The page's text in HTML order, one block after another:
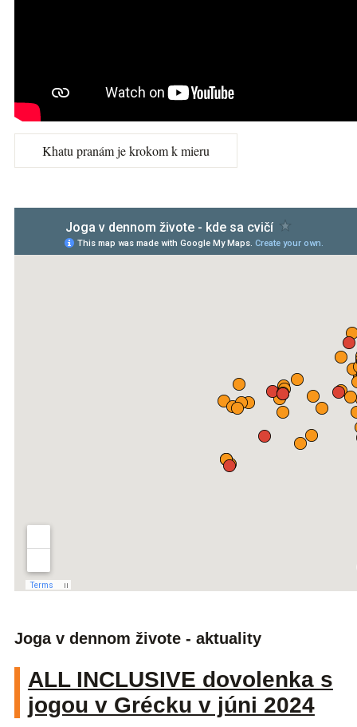
Khatu pranám je krokom k mieru
Joga v dennom živote - aktuality
ALL INCLUSIVE dovolenka s
jogou v Grécku v júni 2024